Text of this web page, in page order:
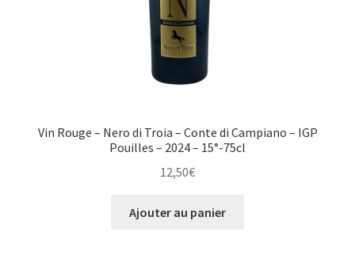
Vin Rouge – Nero di Troia – Conte di Campiano – IGP
Pouilles – 2024 – 15°-75cl
12,50€
Ajouter au panier